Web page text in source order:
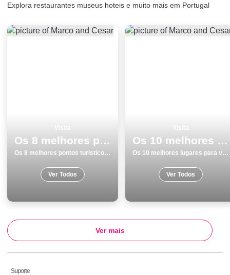
Explora restaurantes museus hoteis e muito mais em Portugal
Os 8 melhores pontos turisticos e passeios em Monumentos Portalegre
Os 8 melhores pontos turisticos e passeios em Monumentos Portalegre
Ver Todos
Os 10 melhores lugares para visitar em Lagos
Os 10 melhores lugares para visitar em Lagos
Ver Todos
Ver mais
Suporte